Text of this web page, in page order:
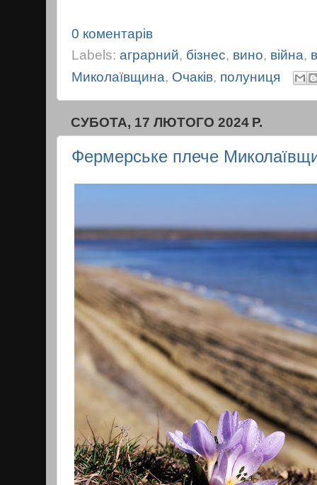
0 коментарів
Labels: аграрний, бізнес, вино, війна,
Миколаївщина, Очаків, полуниця
СУБОТА, 17 ЛЮТОГО 2024 Р.
Фермерське плече